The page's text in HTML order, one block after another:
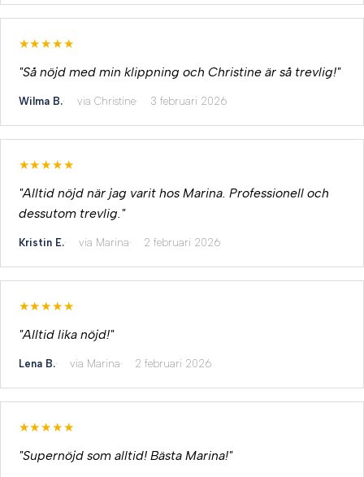
★★★★★
"Så nöjd med min klippning och Christine är så trevlig!"
Wilma B. via Christine 3 februari 2026
★★★★★
"Alltid nöjd när jag varit hos Marina. Professionell och
dessutom trevlig."
Kristin E. via Marina 2 februari 2026
★★★★★
"Alltid lika nöjd!"
Lena B. via Marina 2 februari 2026
★★★★★
"Supernöjd som alltid! Bästa Marina!"